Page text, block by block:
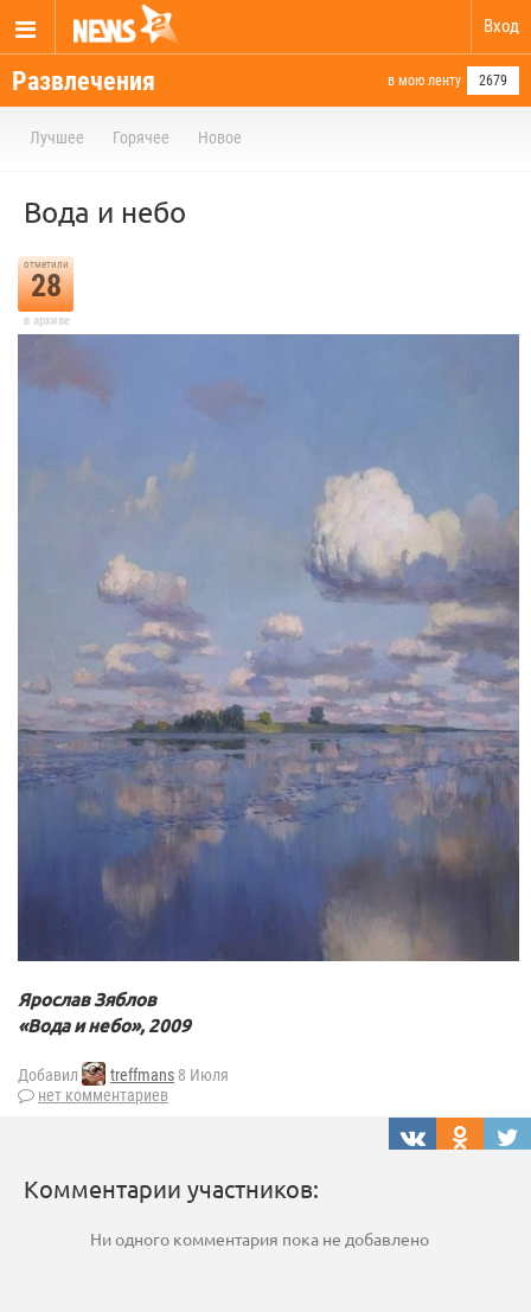
Вход
Развлечения в мою ленту 2679
Лучшее Горячее Новое
Вода и небо
отметили
28
в архиве
Ярослав Зяблов
«Вода и небо», 2009
Добавил treffmans 8 Июля
нет комментариев
Комментарии участников:
Ни одного комментария пока не добавлено